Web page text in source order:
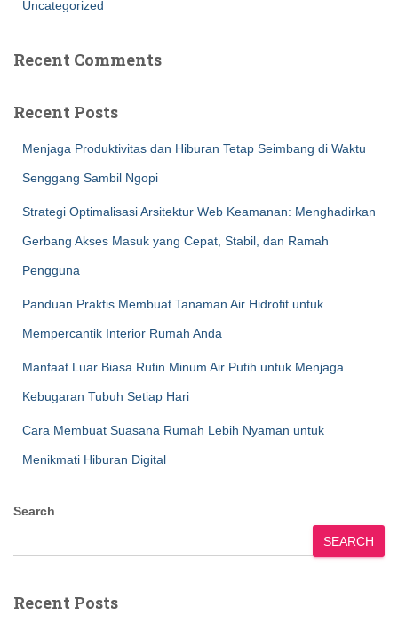
Uncategorized
Recent Comments
Recent Posts
Menjaga Produktivitas dan Hiburan Tetap Seimbang di Waktu
Senggang Sambil Ngopi
Strategi Optimalisasi Arsitektur Web Keamanan: Menghadirkan
Gerbang Akses Masuk yang Cepat, Stabil, dan Ramah
Pengguna
Panduan Praktis Membuat Tanaman Air Hidrofit untuk
Mempercantik Interior Rumah Anda
Manfaat Luar Biasa Rutin Minum Air Putih untuk Menjaga
Kebugaran Tubuh Setiap Hari
Cara Membuat Suasana Rumah Lebih Nyaman untuk
Menikmati Hiburan Digital
Search
SEARCH
Recent Posts